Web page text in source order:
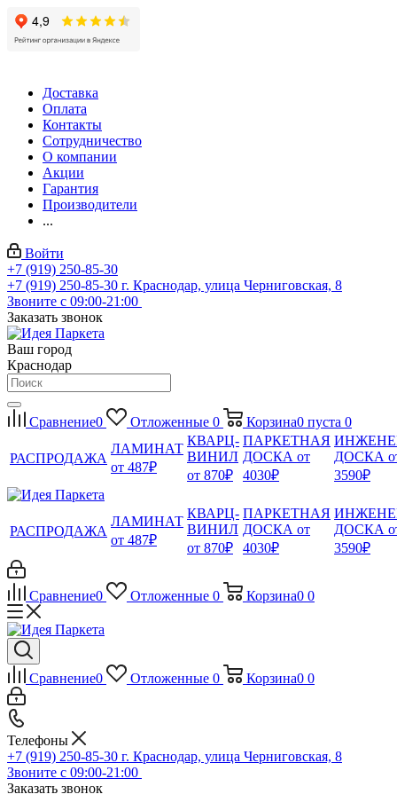
Доставка
Оплата
Контакты
Сотрудничество
О компании
Акции
Гарантия
Производители
...
Войти
+7 (919) 250-85-30
+7 (919) 250-85-30 г. Краснодар, улица Черниговская, 8
Звоните с 09:00-21:00
Заказать звонок
Ваш город
Краснодар
Сравнение0 Отложенные 0 Корзина0 пуста 0
РАСПРОДАЖА
ЛАМИНАТ
от 487₽
КВАРЦ-
ВИНИЛ
от 870₽
ПАРКЕТНАЯ
ДОСКА от
4030₽
ДОСКА
3590₽
РАСПРОДАЖА
ЛАМИНАТ
от 487₽
КВАРЦ-
ВИНИЛ
от 870₽
ПАРКЕТНАЯ
ДОСКА от
4030₽
ДОСКА
3590₽
Сравнение0 Отложенные 0 Корзина0 0
Сравнение0 Отложенные 0 Корзина0 0
Телефоны
+7 (919) 250-85-30 г. Краснодар, улица Черниговская, 8
Звоните с 09:00-21:00
Заказать звонок